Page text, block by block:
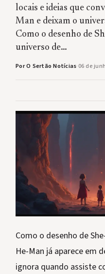
locais e ideias que
Man e deixam o
Como o desenho de
universo de…
Por O Sertão Notícias·06 de
Como o desenho de
He-Man já aparece em
ignora quando assiste